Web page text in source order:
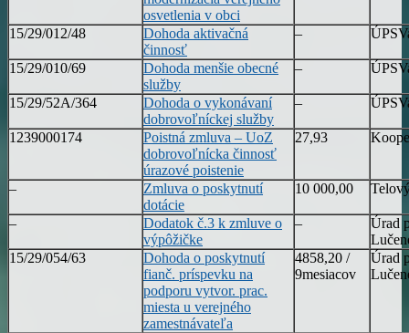
osvetlenia v obci
15/29/012/48
Dohoda aktivačná
činnosť
–
15/29/010/69
Dohoda menšie obecné
služby
–
15/29/52A/364
Dohoda o vykonávaní
dobrovoľníckej služby
–
1239000174
Poistná zmluva – UoZ
dobrovoľnícka činnosť
úrazové poistenie
27,93
–
Zmluva o poskytnutí
dotácie
10 000,00
–
Dodatok č.3 k zmluve o
výpôžičke
–
Úrad
15/29/054/63
Dohoda o poskytnutí
fianč. príspevku na
podporu vytvor. prac.
miesta u verejného
zamestnávateľa
4858,20 /
9mesiacov
Úrad